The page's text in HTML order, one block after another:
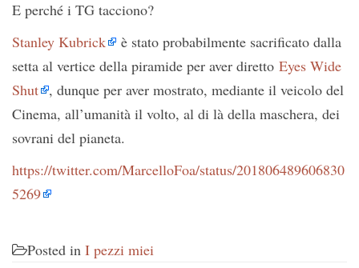
E perché i TG tacciono?
Stanley Kubrick
è stato probabilmente sacrificato dalla
setta al vertice della piramide per aver diretto Eyes Wide
Shut , dunque per aver mostrato, mediante il veicolo del
Cinema, all’umanità il volto, al di là della maschera, dei
sovrani del pianeta.
https://twitter.com/MarcelloFoa/status/201806489606830
5269
Posted in I pezzi miei